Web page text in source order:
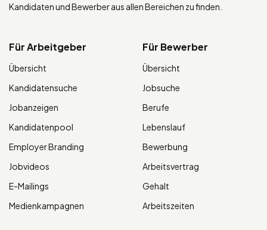
Kandidaten und Bewerber aus allen Bereichen zu finden.
Für Arbeitgeber
Übersicht
Kandidatensuche
Jobanzeigen
Kandidatenpool
Employer Branding
Jobvideos
E-Mailings
Medienkampagnen
Für Bewerber
Übersicht
Jobsuche
Berufe
Lebenslauf
Bewerbung
Arbeitsvertrag
Gehalt
Arbeitszeiten